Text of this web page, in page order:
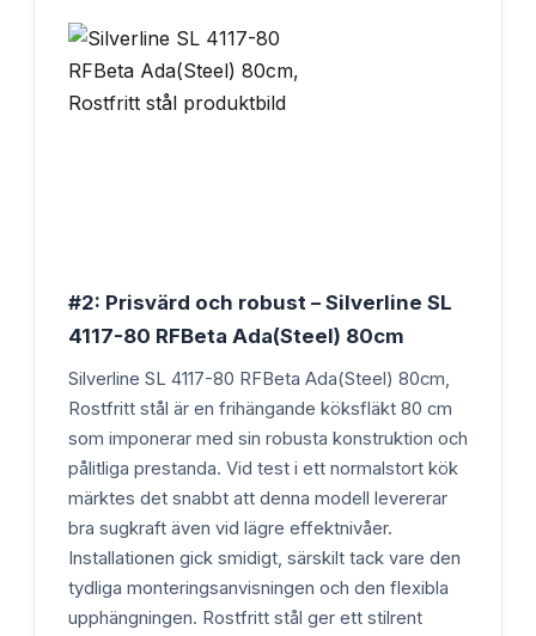
#2: Prisvärd och robust – Silverline SL
4117-80 RFBeta Ada(Steel) 80cm
Silverline SL 4117-80 RFBeta Ada(Steel) 80cm,
Rostfritt stål är en frihängande köksfläkt 80 cm
som imponerar med sin robusta konstruktion och
pålitliga prestanda. Vid test i ett normalstort kök
märktes det snabbt att denna modell levererar
bra sugkraft även vid lägre effektnivåer.
Installationen gick smidigt, särskilt tack vare den
tydliga monteringsanvisningen och den flexibla
upphängningen. Rostfritt stål ger ett stilrent